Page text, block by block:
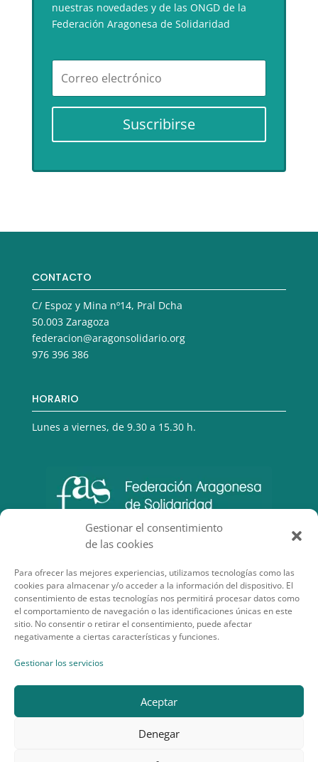
Gestionar el consentimiento
de las cookies
Para ofrecer las mejores experiencias, utilizamos tecnologías como las
cookies para almacenar y/o acceder a la información del dispositivo. El
consentimiento de estas tecnologías nos permitirá procesar datos como
el comportamiento de navegación o las identificaciones únicas en este
sitio. No consentir o retirar el consentimiento, puede afectar
negativamente a ciertas características y funciones.
Gestionar los servicios
Aceptar
Denegar
nuestras novedades y de las ONGD de la
Federación Aragonesa de Solidaridad
Suscribirse
CONTACTO
C/ Espoz y Mina nº14, Pral Dcha
50.003 Zaragoza
federacion@aragonsolidario.org
976 396 386
HORARIO
Lunes a viernes, de 9.30 a 15.30 h.
SECCIONES DE INTERÉS